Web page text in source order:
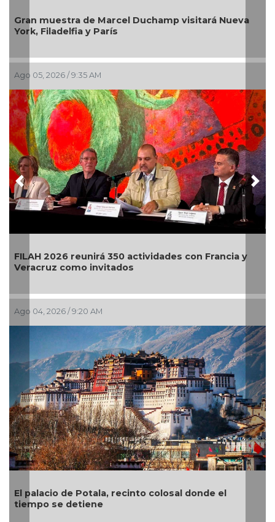
de Marcel Duchamp visitará Nueva
y París
/ 9:35 AM
reunirá 350 actividades con Francia y
como invitados
/ 9:20 AM
de Potala, recinto colosal donde el
detiene
La galería
El primer
“El arte es
Previous